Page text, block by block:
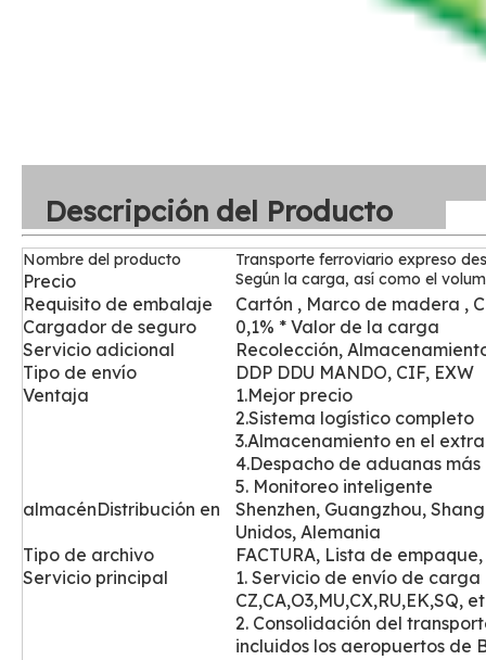
Descripción del Producto
Nombre del producto Transporte ferroviario expreso
Precio Según la carga, así como el
Requisito de embalaje
Cartón , Marco de madera ,
Cargador de seguro
0,1% * Valor de la carga
Servicio adicional
Recolección,
Tipo de envío
DDP DDU MANDO, CIF, EXW
Ventaja
1.Mejor precio
2.Sistema logístico completo
3.Almacenamiento en el
4.Despacho de aduanas
5. Monitoreo inteligente
almacénDistribución en
Shenzhen, Guangzhou,
Unidos, Alemania
Tipo de archivo
FACTURA, Lista de empaque,
Servicio principal
1. Servicio de envío de
CZ,CA,O3,MU,CX,RU,EK,SQ,
2. Consolidación del
incluidos los aeropuertos de